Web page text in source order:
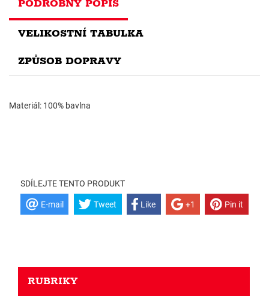
PODROBNÝ POPIS
VELIKOSTNÍ TABULKA
ZPŮSOB DOPRAVY
Materiál: 100% bavlna
SDÍLEJTE TENTO PRODUKT
E-mail Tweet Like +1 Pin it
RUBRIKY